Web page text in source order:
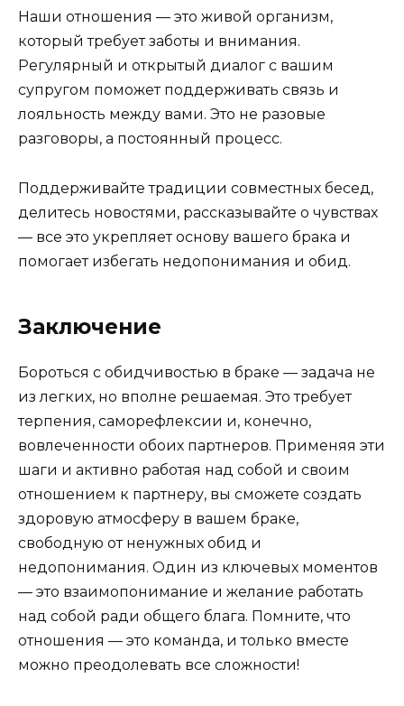
Наши отношения — это живой организм,
который требует заботы и внимания.
Регулярный и открытый диалог с вашим
супругом поможет поддерживать связь и
лояльность между вами. Это не разовые
разговоры, а постоянный процесс.
Поддерживайте традиции совместных бесед,
делитесь новостями, рассказывайте о чувствах
— все это укрепляет основу вашего брака и
помогает избегать недопонимания и обид.
Заключение
Бороться с обидчивостью в браке — задача не
из легких, но вполне решаемая. Это требует
терпения, саморефлексии и, конечно,
вовлеченности обоих партнеров. Применяя эти
шаги и активно работая над собой и своим
отношением к партнеру, вы сможете создать
здоровую атмосферу в вашем браке,
свободную от ненужных обид и
недопонимания. Один из ключевых моментов
— это взаимопонимание и желание работать
над собой ради общего блага. Помните, что
отношения — это команда, и только вместе
можно преодолевать все сложности!